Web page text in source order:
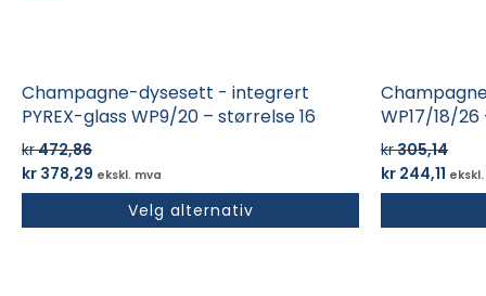
Champagne-dysesett - integrert
PYREX-glass WP9/20 – størrelse 16
kr472,86
Opprinnelig
pris
kr 378,29 Nåværende
pris
ekskl. mva
Velg alternativ
WP17/18/
kr305,14
Opprinnelig
pris
kr 244,11
pris